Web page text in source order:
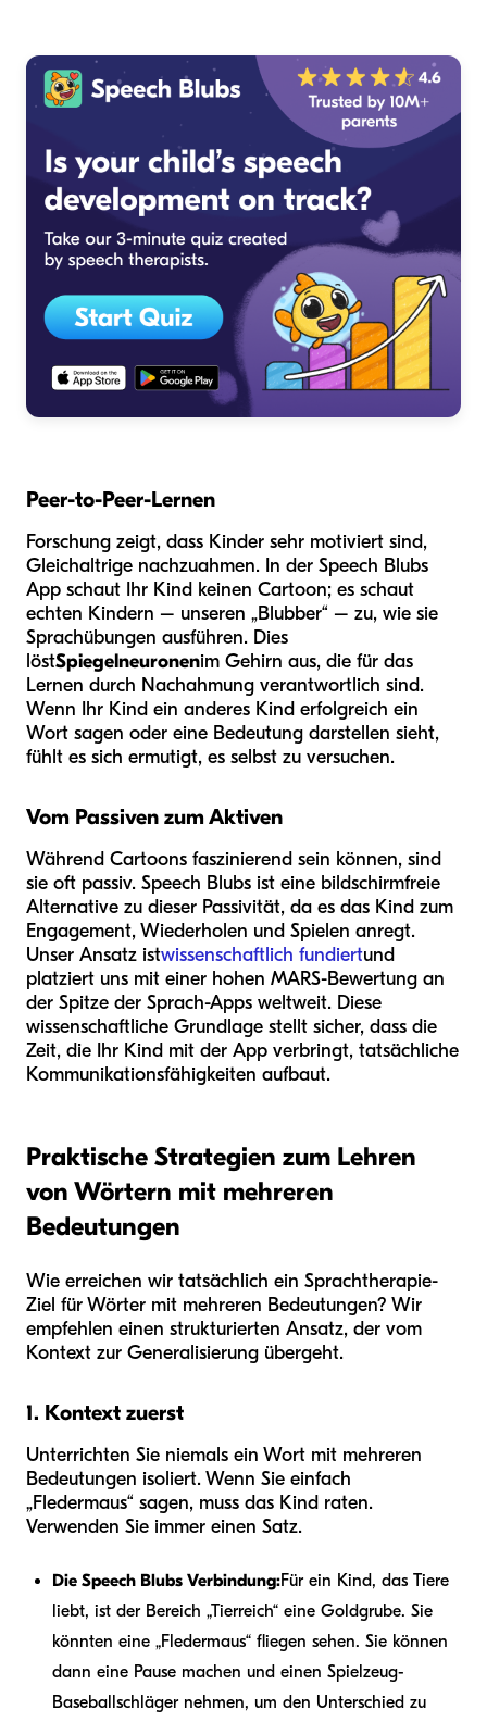
Peer-to-Peer-Lernen
Forschung zeigt, dass Kinder sehr motiviert sind,
Gleichaltrige nachzuahmen. In der Speech Blubs
App schaut Ihr Kind keinen Cartoon; es schaut
echten Kindern – unseren „Blubber“ – zu, wie sie
Sprachübungen ausführen. Dies
löstSpiegelneuronenim Gehirn aus, die für das
Lernen durch Nachahmung verantwortlich sind.
Wenn Ihr Kind ein anderes Kind erfolgreich ein
Wort sagen oder eine Bedeutung darstellen sieht,
fühlt es sich ermutigt, es selbst zu versuchen.
Vom Passiven zum Aktiven
Während Cartoons faszinierend sein können, sind
sie oft passiv. Speech Blubs ist eine bildschirmfreie
Alternative zu dieser Passivität, da es das Kind zum
Engagement, Wiederholen und Spielen anregt.
Unser Ansatz istwissenschaftlich fundiertund
platziert uns mit einer hohen MARS-Bewertung an
der Spitze der Sprach-Apps weltweit. Diese
wissenschaftliche Grundlage stellt sicher, dass die
Zeit, die Ihr Kind mit der App verbringt, tatsächliche
Kommunikationsfähigkeiten aufbaut.
Praktische Strategien zum Lehren
von Wörtern mit mehreren
Bedeutungen
Wie erreichen wir tatsächlich ein Sprachtherapie-
Ziel für Wörter mit mehreren Bedeutungen? Wir
empfehlen einen strukturierten Ansatz, der vom
Kontext zur Generalisierung übergeht.
1. Kontext zuerst
Unterrichten Sie niemals ein Wort mit mehreren
Bedeutungen isoliert. Wenn Sie einfach
„Fledermaus“ sagen, muss das Kind raten.
Verwenden Sie immer einen Satz.
Die Speech Blubs Verbindung:Für ein Kind, das Tiere
liebt, ist der Bereich „Tierreich“ eine Goldgrube. Sie
könnten eine „Fledermaus“ fliegen sehen. Sie können
dann eine Pause machen und einen Spielzeug-
Baseballschläger nehmen, um den Unterschied zu